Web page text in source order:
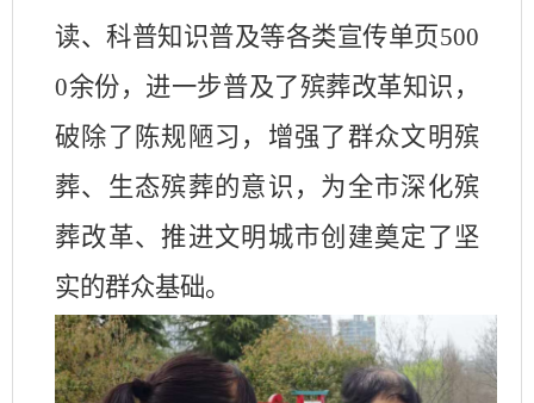
读、科普知识普及等各类宣传单页 500
0余份，进一步普及了殡葬改革知识，
破除了陈规陋习，增强了群众文明殡
葬、生态殡葬的意识，为全市深化殡
葬改革、推进文明城市创建奠定了坚
实的群众基础。